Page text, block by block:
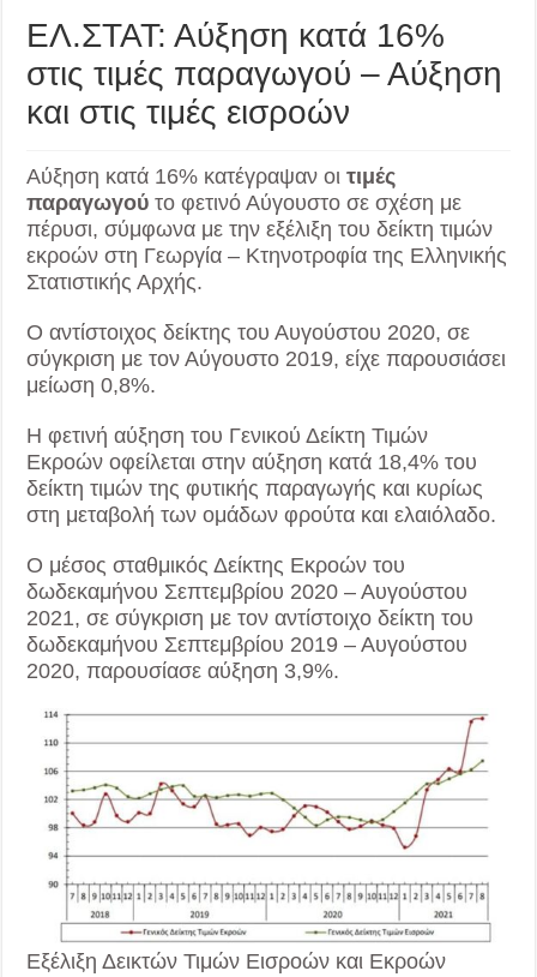
ΕΛ.ΣΤΑΤ: Αύξηση κατά 16%
στις τιμές παραγωγού – Αύξηση
και στις τιμές εισροών
Αύξηση κατά 16% κατέγραψαν οιτιμές
παραγωγού το φετινό Αύγουστο σε σχέση με
πέρυσι, σύμφωνα με την εξέλιξη του δείκτη τιμών
εκροών στη Γεωργία – Κτηνοτροφία της Ελληνικής
Στατιστικής Αρχής.
Ο αντίστοιχος δείκτης του Αυγούστου 2020, σε
σύγκριση με τον Αύγουστο 2019, είχε παρουσιάσει
μείωση 0,8%.
Η φετινή αύξηση του Γενικού Δείκτη Τιμών
Εκροών οφείλεται στην αύξηση κατά 18,4% του
δείκτη τιμών της φυτικής παραγωγής και κυρίως
στη μεταβολή των ομάδων φρούτα και ελαιόλαδο.
Ο μέσος σταθμικός Δείκτης Εκροών του
δωδεκαμήνου Σεπτεμβρίου 2020 – Αυγούστου
2021, σε σύγκριση με τον αντίστοιχο δείκτη του
δωδεκαμήνου Σεπτεμβρίου 2019 – Αυγούστου
2020, παρουσίασε αύξηση 3,9%.
Εξέλιξη Δεικτών Τιμών Εισροών και Εκροών